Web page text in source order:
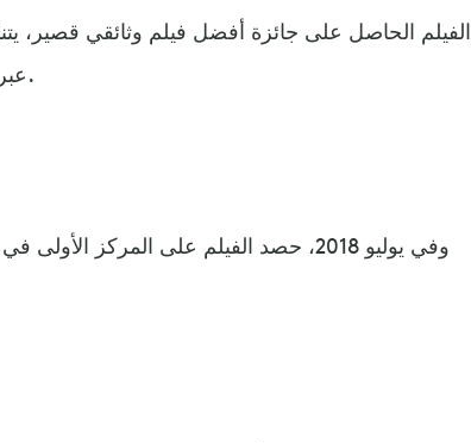
الفيلم الحاصل على جائزة أفضل فيلم وثائقي قصير،
عبر 10 نماذج لأطفال تضرروا جراء الحرب.
وفي يوليو 2018، حصد الفيلم على المركز